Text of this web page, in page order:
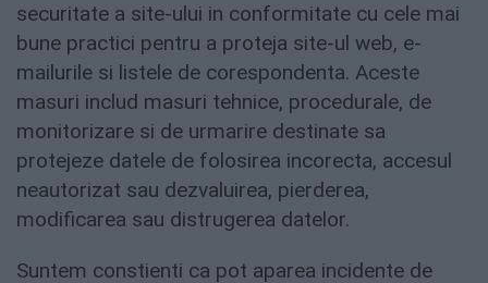
securitate a site-ului in conformitate cu cele mai
bune practici pentru a proteja site-ul web, e-
mailurile si listele de corespondenta. Aceste
masuri includ masuri tehnice, procedurale, de
monitorizare si de urmarire destinate sa
protejeze datele de folosirea incorecta, accesul
neautorizat sau dezvaluirea, pierderea,
modificarea sau distrugerea datelor.
Suntem constienti ca pot aparea incidente de